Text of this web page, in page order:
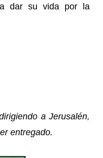
dar su vida por la
a Jerusalén,
entregado.